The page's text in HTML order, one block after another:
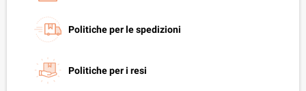
Politiche per le spedizioni
Politiche per i resi